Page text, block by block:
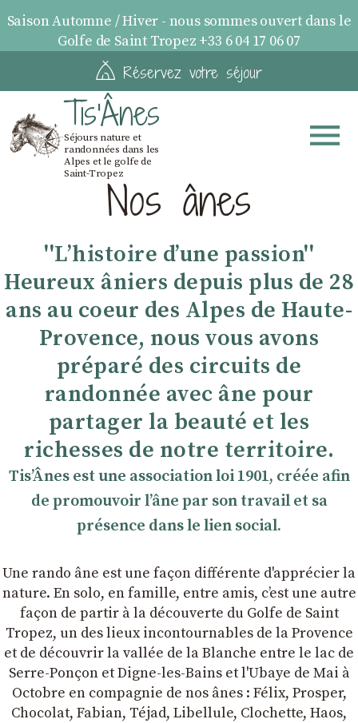
Saison Automne / Hiver - nous sommes ouvert dans le
Golfe de Saint Tropez +33 6 04 17 06 07
Réservez votre séjour
Tis'Ânes
Séjours nature et
randonnées dans les
Alpes et le golfe de
Saint-TropezNos ânes
''Lʼhistoire dʼune passion''
Heureux âniers depuis plus de 28
ans au coeur des Alpes de Haute-
Provence, nous vous avons
préparé des circuits de
randonnée avec âne pour
partager la beauté et les
richesses de notre territoire.
TisʼÂnes est une association loi 1901, créée afin
de promouvoir lʼâne par son travail et sa
présence dans le lien social.
Une rando âne est une façon différente d'apprécier la
nature. En solo, en famille, entre amis, cʼest une autre
façon de partir à la découverte du Golfe de Saint
Tropez, un des lieux incontournables de la Provence
et de découvrir la vallée de la Blanche entre le lac de
Serre-Ponçon et Digne-les-Bains et l'Ubaye de Mai à
Octobre en compagnie de nos ânes : Félix, Prosper,
Chocolat, Fabian, Téjad, Libellule, Clochette, Haos,